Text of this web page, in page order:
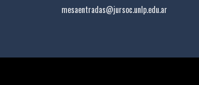
mesaentradas@jursoc.unlp.edu.ar